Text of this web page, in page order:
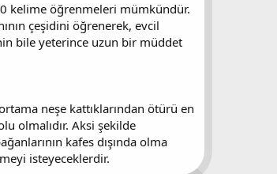
kelime öğrenmeleri mümkündür.
çeşidini öğrenerek, evcil
bile yeterince uzun bir müddet
neşe kattıklarından ötürü en
olmalıdır. Aksi şekilde
kafes dışında olma
isteyeceklerdir.